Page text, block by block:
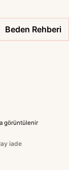
Beden Rehberi
görüntülenir
iade